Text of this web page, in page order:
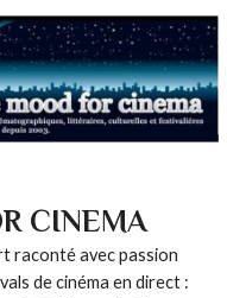
CINEMA
raconté avec passion
de cinéma en direct :